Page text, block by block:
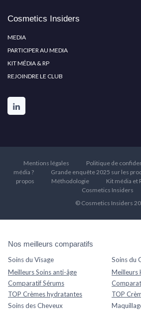
Cosmetics Insiders
MEDIA
PARTICIPER AU MEDIA
KIT MÉDIA & RP
REJOINDRE LE CLUB
Mentions légales Politique de
média ?
Grande enquête 2025 sur les
propos
Méthodologie Kit média et
Cosmetics Insiders
© Cosmetics Insiders
Nos meilleurs comparatifs
Soins du Visage
Meilleurs Soins anti-âge
Comparatif Sérums
TOP Crèmes hydratantes
Soins du
Meilleurs
TOP
Soins des Cheveux